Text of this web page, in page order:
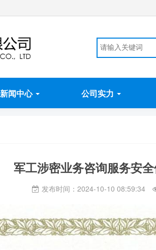
新闻中心 公司实力
军工涉密业务咨询服务安
发布时间：2024-10-10 08:59:34